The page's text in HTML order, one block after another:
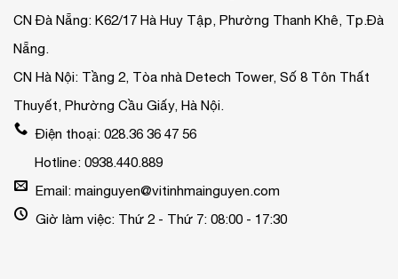
CN Đà Nẵng: K62/17 Hà Huy Tập, Phường Thanh Khê, Tp.Đà
Nẵng.
CN Hà Nội: Tầng 2, Tòa nhà Detech Tower, Số 8 Tôn Thất
Thuyết, Phường Cầu Giấy, Hà Nội.
Điện thoại: 028.36 36 47 56
Hotline: 0938.440.889
Email: mainguyen@vitinhmainguyen.com
Giờ làm việc: Thứ 2 - Thứ 7: 08:00 - 17:30